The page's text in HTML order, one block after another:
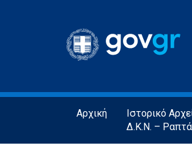
Gov.gr
Αρχική
Ιστορικό
Δ.Κ.Ν. –